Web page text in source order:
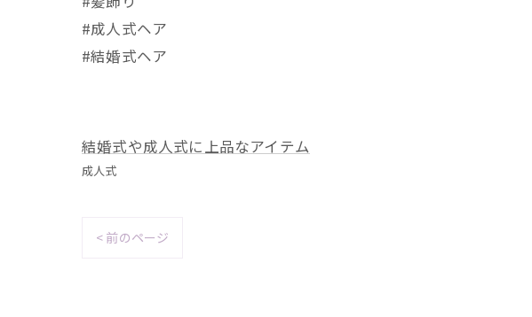
#成人式ヘア
#結婚式ヘア
結婚式や成人式に上品なアイテム
成人式
< 前のページ